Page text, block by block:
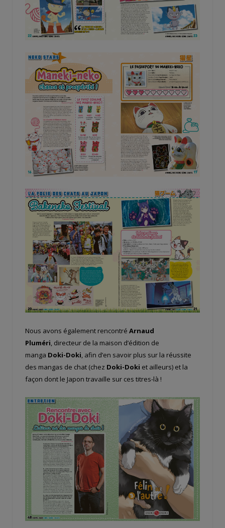
Nous avons également rencontré Arnaud
Pluméri, directeur de la maison d’édition de
manga Doki-Doki, afin d’en savoir plus sur la réussite
des mangas de chat (chez Doki-Doki et ailleurs) et la
façon dont le Japon travaille sur ces titres-là !